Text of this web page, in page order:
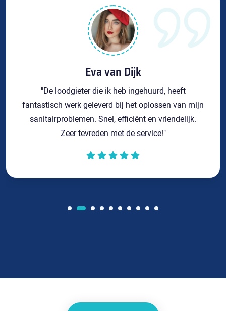
Eva van Dijk
"De loodgieter die ik heb ingehuurd, heeft
fantastisch werk geleverd bij het oplossen van mijn
sanitairproblemen. Snel, efficiënt en vriendelijk.
Zeer tevreden met de service!"